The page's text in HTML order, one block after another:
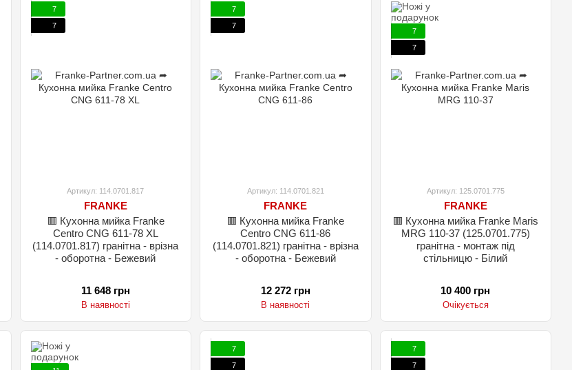
7
7
Артикул: 114.0701.817
FRANKE
🟥 Кухонна мийка Franke
Centro CNG 611-78 XL
(114.0701.817) гранітна - врізна
- оборотна - Бежевий
11 648 грн
В наявності
7
7
Артикул: 114.0701.821
FRANKE
🟥 Кухонна мийка Franke
Centro CNG 611-86
(114.0701.821) гранітна - врізна
- оборотна - Бежевий
12 272 грн
В наявності
7
7
Артикул: 125.0701.775
FRANKE
🟥 Кухонна мийка Franke Maris
MRG 110-37 (125.0701.775)
гранітна - монтаж під
стільницю - Білий
10 400 грн
Очікується
7
7
7
7